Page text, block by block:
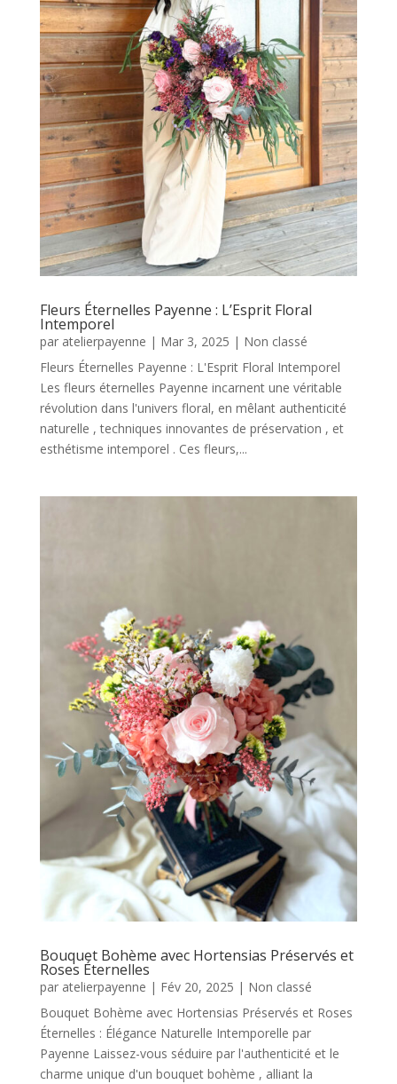
Fleurs Éternelles Payenne : L’Esprit Floral
Intemporel
par atelierpayenne | Mar 3, 2025 | Non classé
Fleurs Éternelles Payenne : L'Esprit Floral Intemporel
Les fleurs éternelles Payenne incarnent une véritable
révolution dans l'univers floral, en mêlant authenticité
naturelle , techniques innovantes de préservation , et
esthétisme intemporel . Ces fleurs,...
Bouquet Bohème avec Hortensias Préservés et
Roses Éternelles
par atelierpayenne | Fév 20, 2025 | Non classé
Bouquet Bohème avec Hortensias Préservés et Roses
Éternelles : Élégance Naturelle Intemporelle par
Payenne Laissez-vous séduire par l'authenticité et le
charme unique d'un bouquet bohème , alliant la